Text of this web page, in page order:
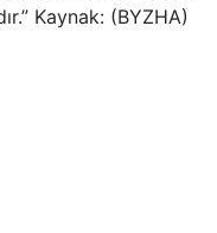
Kaynak: (BYZHA)